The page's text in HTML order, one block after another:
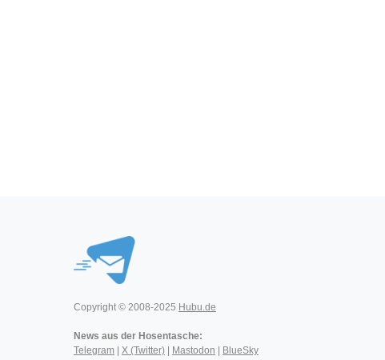
Copyright © 2008-2025 Hubu.de
News aus der Hosentasche:
Telegram
X (Twitter) Mastodon BlueSky